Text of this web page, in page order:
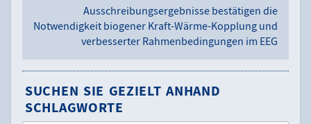
Ausschreibungsergebnisse bestätigen die
Notwendigkeit biogener Kraft-Wärme-Kopplung und
verbesserter Rahmenbedingungen im EEG
SUCHEN SIE GEZIELT ANHAND
SCHLAGWORTE